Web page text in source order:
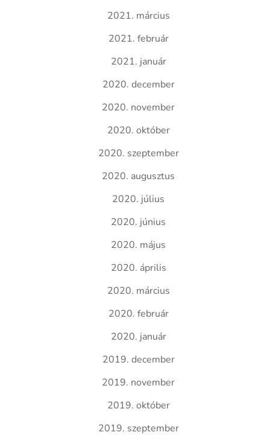
2021. március
2021. február
2021. január
2020. december
2020. november
2020. október
2020. szeptember
2020. augusztus
2020. július
2020. június
2020. május
2020. április
2020. március
2020. február
2020. január
2019. december
2019. november
2019. október
2019. szeptember